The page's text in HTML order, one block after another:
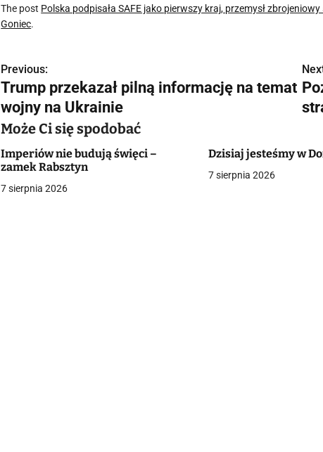
The post Polska podpisała SAFE jako pierwszy kraj, przemysł
Goniec.
N
a
w
i
g
Previous:
Trump przekazał pilną informację na temat
wojny na Ukrainie
Może Ci się spodobać
Imperiów nie budują święci –
zamek Rabsztyn
7 sierpnia 2026
Dzisiaj jesteśmy w
7 sierpnia 2026